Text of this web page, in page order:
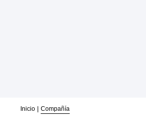
Inicio Compañía